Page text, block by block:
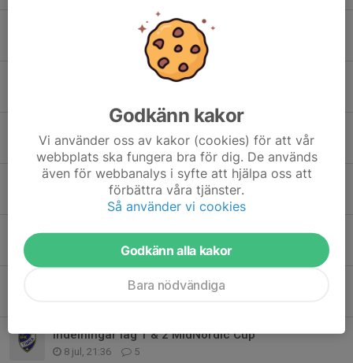
0
Ändring Plan och domar-vakt bsk!!!
29 jul, 20:05 0
Samling på fagerstranden
28 jul, 09:23 0
Matbiljetter MNC
0
Indelningar lag 1 & 2 MidNordic Cup
8 jul, 21:36 5
Godkänn kakor
Vi använder oss av kakor (cookies) för att vår
webbplats ska fungera bra för dig. De används
även för webbanalys i syfte att hjälpa oss att
förbättra våra tjänster.
Så använder vi cookies
Godkänn alla kakor
Bara nödvändiga